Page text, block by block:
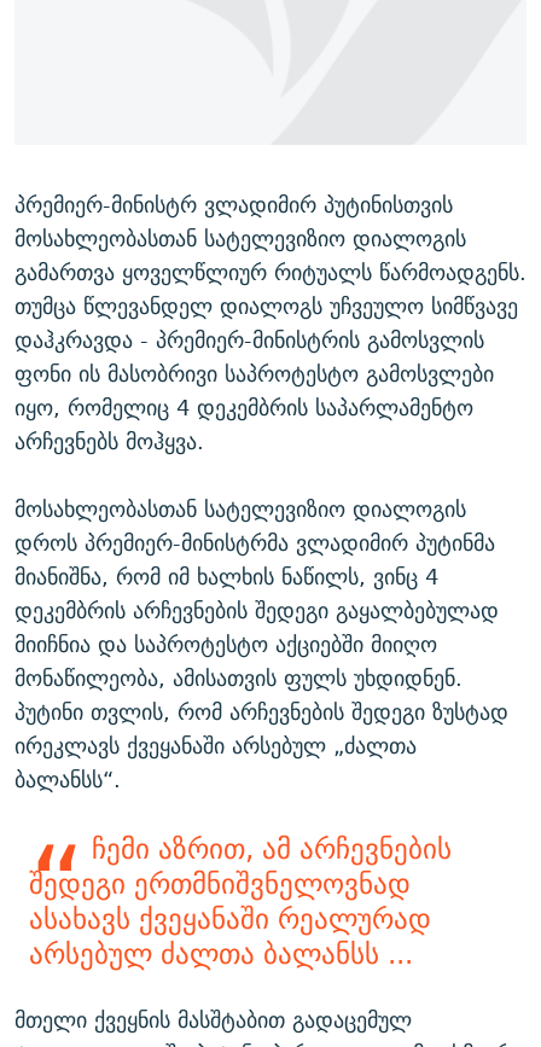
ᲘᲛᲞᲔᲠᲘᲐ ᲓᲐ ᲠᲐᲓᲘᲝ
ᲑᲐᲕᲨᲕᲔᲑᲘ ᲞᲠᲝᲡᲢᲘᲢᲣᲪᲘᲐᲨᲘ - ᲐᲛᲝᲣᲗᲥᲛᲔᲚᲘ ᲐᲛᲑᲐᲕᲘ
5 ᲐᲛᲑᲐᲕᲘ - 20 ᲘᲕᲜᲘᲡᲡ ᲓᲐᲨᲐᲕᲔᲑᲣᲚᲔᲑᲘ
ᲐᲒᲕᲘᲡᲢᲝᲡ ᲝᲛᲘ
ПРИВЕТ ᲙᲣᲚᲢᲣᲠᲐ
რთე/რთ-ის ყველა საიტი
პრემიერ-მინისტრ ვლადიმირ პუტინისთვის
მოსახლეობასთან სატელევიზიო დიალოგის
გამართვა ყოველწლიურ რიტუალს წარმოადგენს.
თუმცა წლევანდელ დიალოგს უჩვეულო სიმწვავე
დაჰკრავდა - პრემიერ-მინისტრის გამოსვლის
ფონი ის მასობრივი საპროტესტო გამოსვლები
იყო, რომელიც 4 დეკემბრის საპარლამენტო
არჩევნებს მოჰყვა.
მოსახლეობასთან სატელევიზიო დიალოგის
დროს პრემიერ-მინისტრმა ვლადიმირ პუტინმა
მიანიშნა, რომ იმ ხალხის ნაწილს, ვინც 4
დეკემბრის არჩევნების შედეგი გაყალბებულად
მიიჩნია და საპროტესტო აქციებში მიიღო
მონაწილეობა, ამისათვის ფულს უხდიდნენ.
პუტინი თვლის, რომ არჩევნების შედეგი ზუსტად
ირეკლავს ქვეყანაში არსებულ „ძალთა
ბალანსს“.
ჩემი აზრით, ამ არჩევნების
შედეგი ერთმნიშვნელოვნად
ასახავს ქვეყანაში რეალურად
არსებულ ძალთა ბალანსს ...
მთელი ქვეყნის მასშტაბით გადაცემულ